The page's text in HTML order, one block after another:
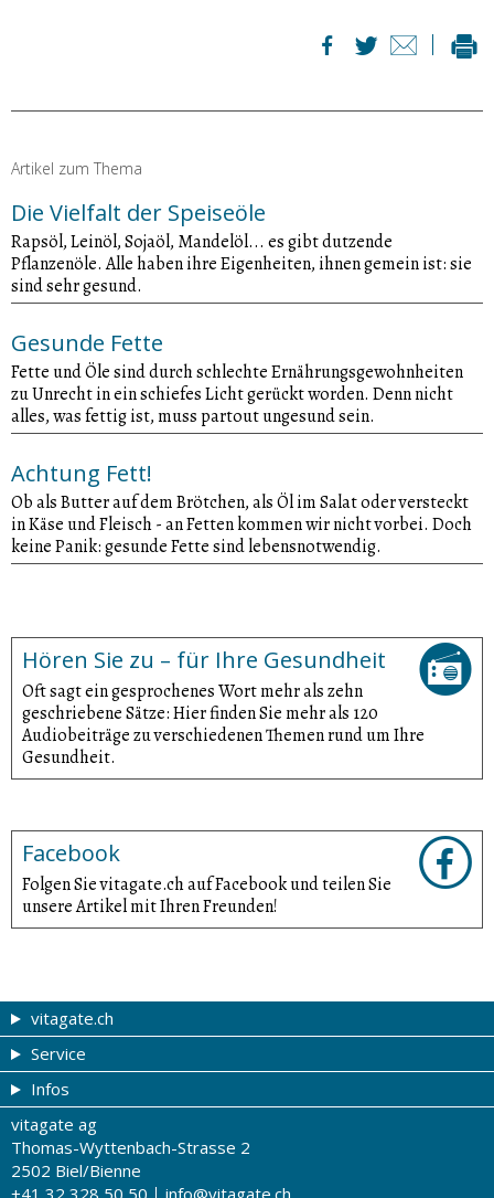
Artikel zum Thema
Die Vielfalt der Speiseöle
Rapsöl, Leinöl, Sojaöl, Mandelöl... es gibt dutzende
Pflanzenöle. Alle haben ihre Eigenheiten, ihnen gemein ist: sie
sind sehr gesund.
Gesunde Fette
Fette und Öle sind durch schlechte Ernährungsgewohnheiten
zu Unrecht in ein schiefes Licht gerückt worden. Denn nicht
alles, was fettig ist, muss partout ungesund sein.
Achtung Fett!
Ob als Butter auf dem Brötchen, als Öl im Salat oder versteckt
in Käse und Fleisch - an Fetten kommen wir nicht vorbei. Doch
keine Panik: gesunde Fette sind lebensnotwendig.
Hören Sie zu – für Ihre Gesundheit
Oft sagt ein gesprochenes Wort mehr als zehn
geschriebene Sätze: Hier finden Sie mehr als 120
Audiobeiträge zu verschiedenen Themen rund um Ihre
Gesundheit.
Facebook
Folgen Sie vitagate.ch auf Facebook und teilen Sie
unsere Artikel mit Ihren Freunden!
vitagate.ch
Gesund & schön
Themen von A-Z
Therapien von A-Z
Gesundheit zum Hören
Service
Gutscheine
Drogistenstern
Drogeriesuche
Infos
Impressum
Über uns
vitagate ag
Thomas-Wyttenbach-Strasse 2
2502 Biel/Bienne
+41 32 328 50 50
info@vitagate.ch